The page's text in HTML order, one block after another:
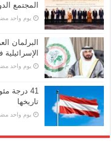
المجتمع
‏يوم واحد
البرلمان
‏يوم واحد
41 درجة
تاريخها
‏يوم واحد